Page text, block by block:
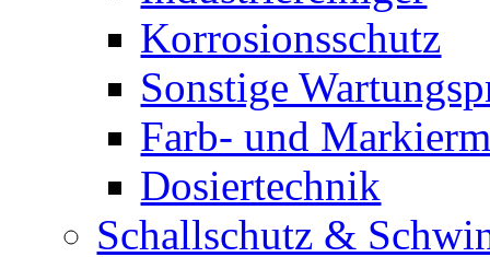
Korrosionsschutz
Sonstige
Farb- und
Dosiertechnik
Schallschutz &